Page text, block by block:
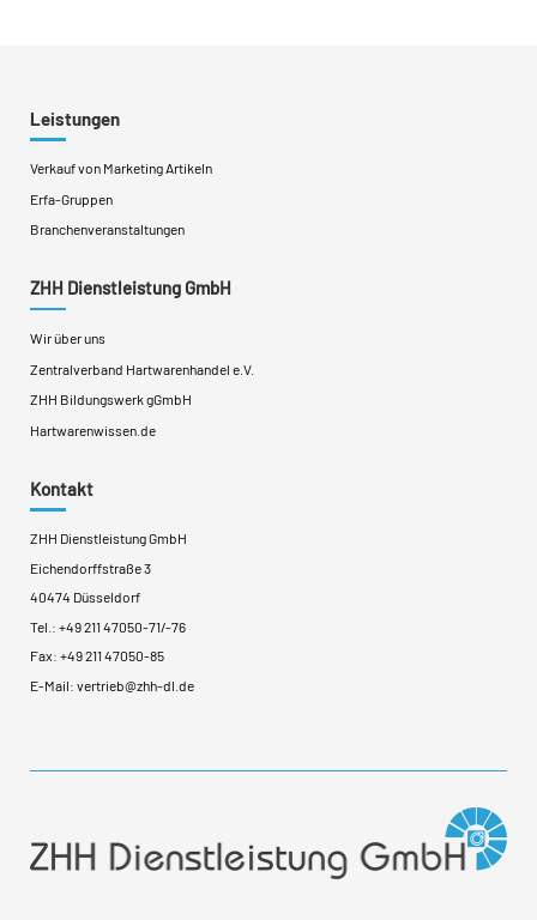
Leistungen
Verkauf von Marketing Artikeln
Erfa-Gruppen
Branchenveranstaltungen
ZHH Dienstleistung GmbH
Wir über uns
Zentralverband Hartwarenhandel e.V.
ZHH Bildungswerk gGmbH
Hartwarenwissen.de
Kontakt
ZHH Dienstleistung GmbH
Eichendorffstraße 3
40474 Düsseldorf
Tel.: +49 211 47050-71/-76
Fax: +49 211 47050-85
E-Mail: vertrieb@zhh-dl.de